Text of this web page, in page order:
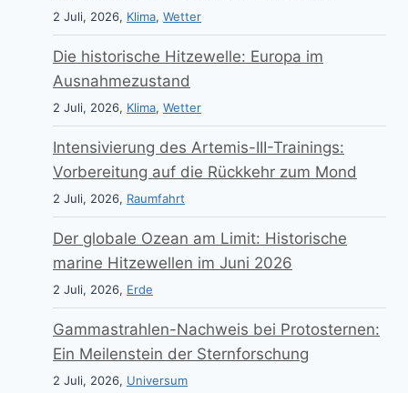
2 Juli, 2026, Klima, Wetter
Die historische Hitzewelle: Europa im
Ausnahmezustand
2 Juli, 2026, Klima, Wetter
Intensivierung des Artemis-III-Trainings:
Vorbereitung auf die Rückkehr zum Mond
2 Juli, 2026, Raumfahrt
Der globale Ozean am Limit: Historische
marine Hitzewellen im Juni 2026
2 Juli, 2026, Erde
Gammastrahlen-Nachweis bei Protosternen:
Ein Meilenstein der Sternforschung
2 Juli, 2026, Universum